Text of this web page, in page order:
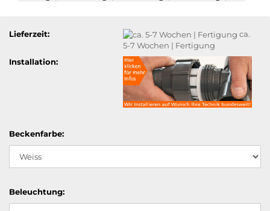
Lieferzeit:
ca.
5-7 Wochen | Fertigung
Installation:
Beckenfarbe:
Beleuchtung: